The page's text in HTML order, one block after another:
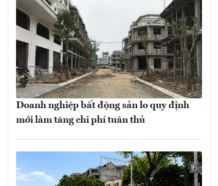
Doanh nghiệp bất động sản lo quy định
mới làm tăng chi phí tuân thủ